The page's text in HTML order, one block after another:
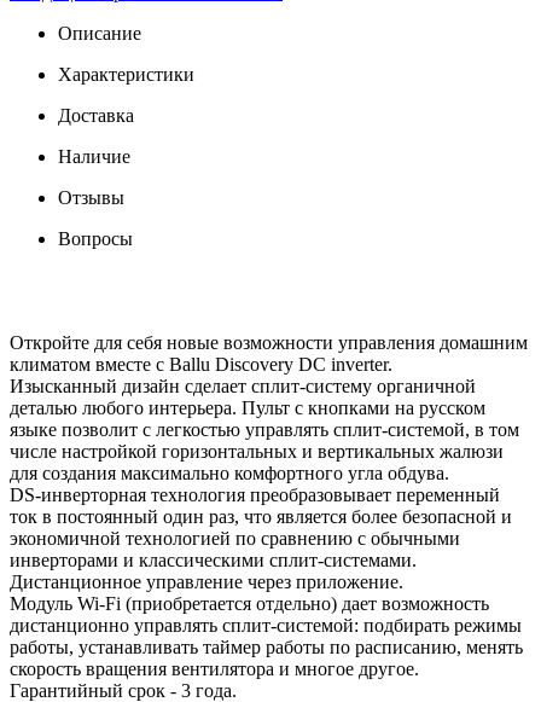
Описание
Характеристики
Доставка
Наличие
Отзывы
Вопросы
Откройте для себя новые возможности управления домашним
климатом вместе с Ballu Discovery DC inverter.
Изысканный дизайн сделает сплит-систему органичной
деталью любого интерьера. Пульт с кнопками на русском
языке позволит с легкостью управлять сплит-системой, в том
числе настройкой горизонтальных и вертикальных жалюзи
для создания максимально комфортного угла обдува.
DS-инверторная технология преобразовывает переменный
ток в постоянный один раз, что является более безопасной и
экономичной технологией по сравнению с обычными
инверторами и классическими сплит-системами.
Дистанционное управление через приложение.
Модуль Wi-Fi (приобретается отдельно) дает возможность
дистанционно управлять сплит-системой: подбирать режимы
работы, устанавливать таймер работы по расписанию, менять
скорость вращения вентилятора и многое другое.
Гарантийный срок - 3 года.